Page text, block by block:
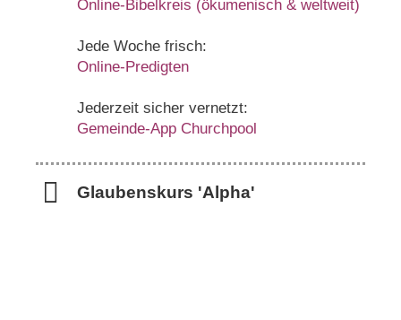
Online-Bibelkreis (ökumenisch & weltweit)
Jede Woche frisch:
Online-Predigten
Jederzeit sicher vernetzt:
Gemeinde-App Churchpool
Glaubenskurs 'Alpha'